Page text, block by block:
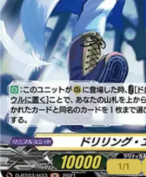
【D】ブースター
【D】その他ブースター
【D】デッキなど
【DPR】PRカード
1/1